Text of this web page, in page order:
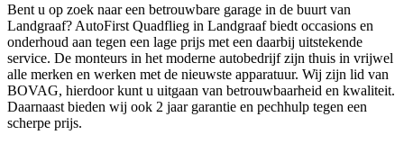
Bent u op zoek naar een betrouwbare garage in de buurt van
Landgraaf? AutoFirst Quadflieg in Landgraaf biedt occasions en
onderhoud aan tegen een lage prijs met een daarbij uitstekende
service. De monteurs in het moderne autobedrijf zijn thuis in vrijwel
alle merken en werken met de nieuwste apparatuur. Wij zijn lid van
BOVAG, hierdoor kunt u uitgaan van betrouwbaarheid en kwaliteit.
Daarnaast bieden wij ook 2 jaar garantie en pechhulp tegen een
scherpe prijs.